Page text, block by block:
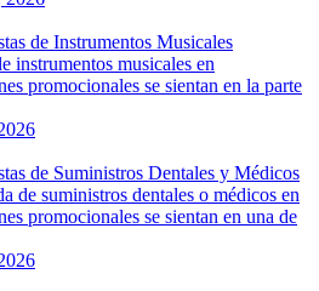
de Instrumentos Musicales
instrumentos musicales en
promocionales se sientan en la parte
de Suministros Dentales y Médicos
de suministros dentales o médicos en
promocionales se sientan en una de